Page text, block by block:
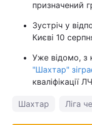
призначений
Зустріч у
Києві 10
Уже відомо, з
"Шахтар"
кваліфікації
Шахтар Ліга